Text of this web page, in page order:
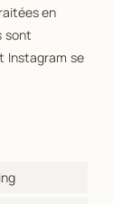
en
sont
Instagram se